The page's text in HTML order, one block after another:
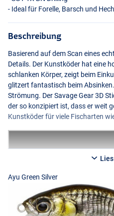
- Ideal für Forelle, Barsch und
Beschreibung
Basierend auf dem Scan eines
Details. Der Kunstköder hat eine
schlanken Körper, zeigt beim
glitzert fantastisch beim
Strömung. Der Savage Gear 3D
der so konzipiert ist, dass er weit
Kunstköder für viele Fischarten
Ayu Green Silver